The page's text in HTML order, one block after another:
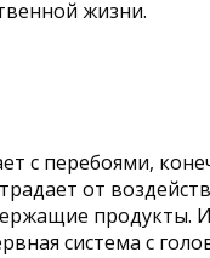
жизни.
с перебоями,
от
продукты.
система с